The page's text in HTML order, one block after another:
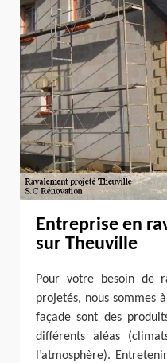
Entreprise en
sur Theuville
Pour votre besoin de
projetés, nous sommes
façade sont des
différents aléas
l’atmosphère).